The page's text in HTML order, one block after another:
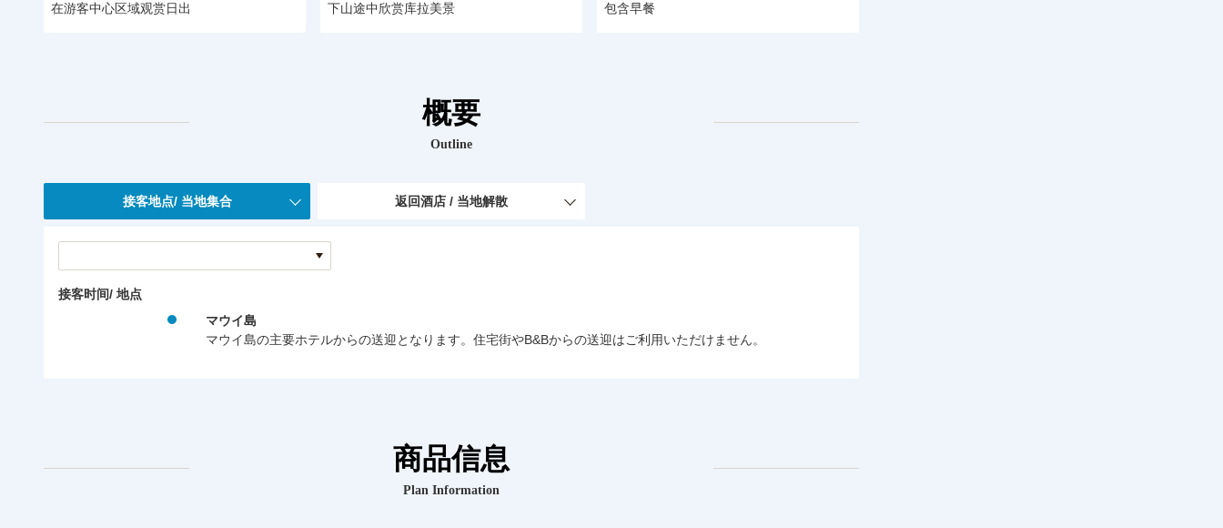
在游客中心区域观赏日出 下山途中欣赏库拉美景 包含早餐
概要
Outline
接客地点/ 当地集合 返回酒店 / 当地解散
接客时间/ 地点
マウイ島
マウイ島の主要ホテルからの送迎となります。住宅街やB&Bからの送迎はご利用いただけません。
商品信息
Plan Information